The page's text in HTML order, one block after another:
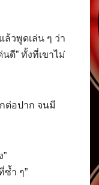
วพูดเล่น ๆ ว่า
ดี” ทั้งที่เขาไม่
ต่อปาก จนมี
ซ้ำ ๆ”